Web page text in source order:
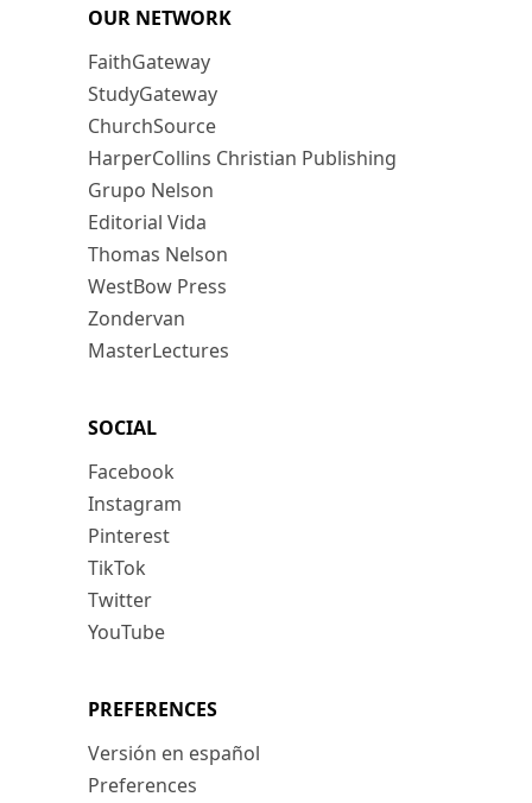
OUR NETWORK
FaithGateway
StudyGateway
ChurchSource
HarperCollins Christian Publishing
Grupo Nelson
Editorial Vida
Thomas Nelson
WestBow Press
Zondervan
MasterLectures
SOCIAL
Facebook
Instagram
Pinterest
TikTok
Twitter
YouTube
PREFERENCES
Versión en español
Preferences